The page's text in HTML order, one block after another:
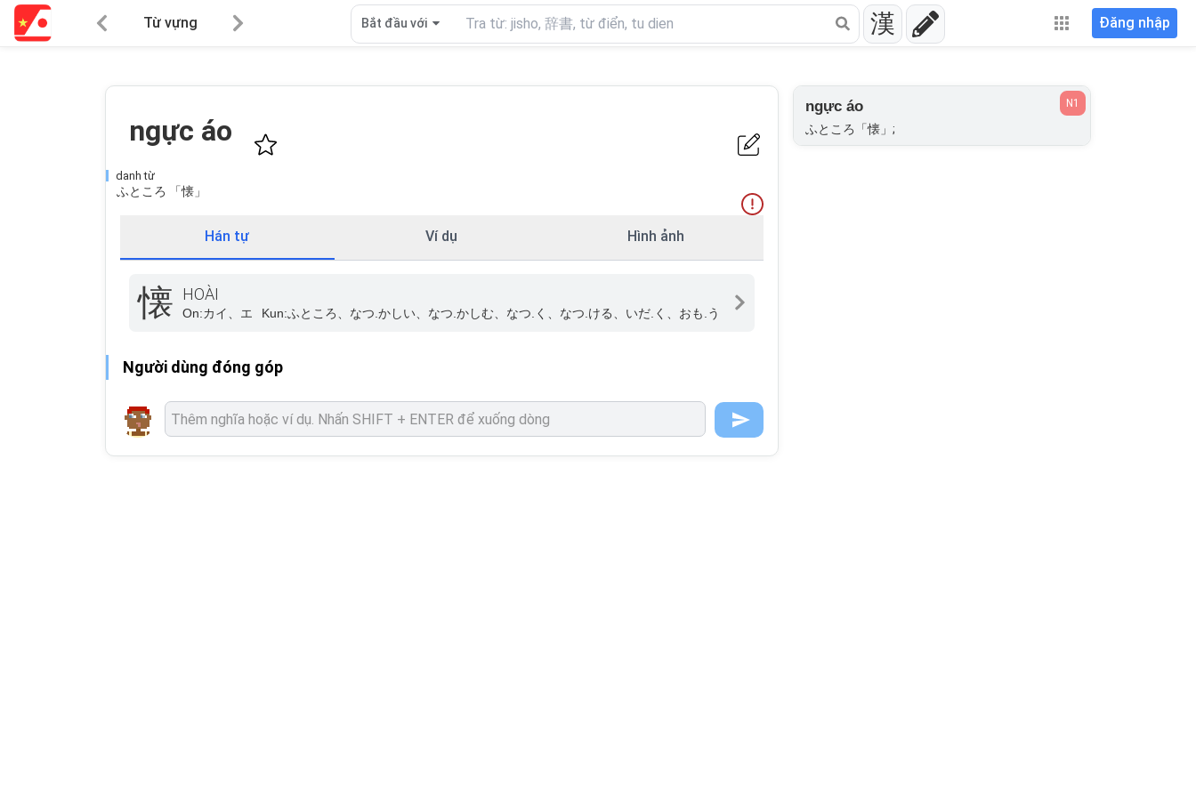
Từ vựng 漢
Bắt đầu với Đăng nhập
ngực áo
danh từ
ふところ 「懐」
Hán tự Ví dụ Hình ảnh
懐 HOÀI
On:カイ、エ Kun:ふところ、なつ.かしい、なつ.かしむ、なつ.く、なつ.ける、いだ.く、おも.う
Người dùng đóng góp
ngực áo
ふところ「懐」;
N1